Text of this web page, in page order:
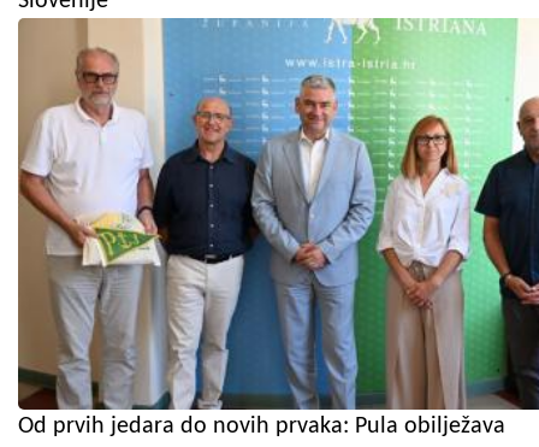
Od prvih jedara do novih prvaka: Pula obilježava